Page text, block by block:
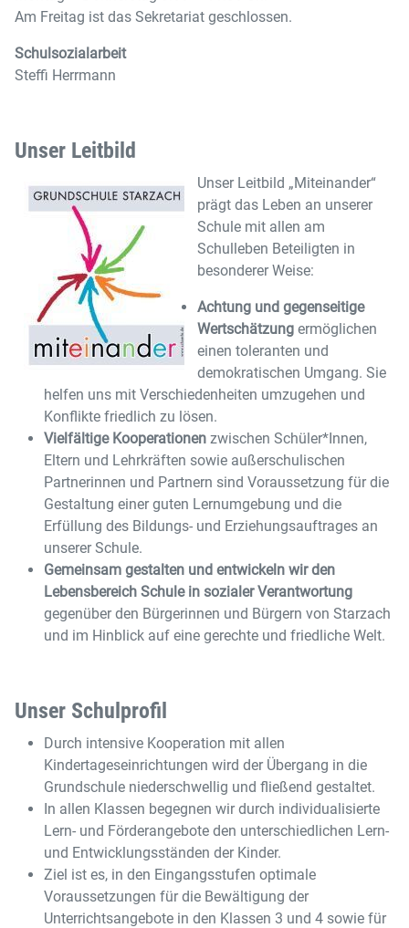
Am Freitag ist das Sekretariat geschlossen.
Schulsozialarbeit
Steffi Herrmann
Unser Leitbild
Unser Leitbild „Miteinander“
prägt das Leben an unserer
Schule mit allen am
Schulleben Beteiligten in
besonderer Weise:
Achtung und gegenseitige
Wertschätzung ermöglichen
einen toleranten und
demokratischen Umgang. Sie
helfen uns mit Verschiedenheiten umzugehen und
Konflikte friedlich zu lösen.
Vielfältige Kooperationen zwischen Schüler*Innen,
Eltern und Lehrkräften sowie außerschulischen
Partnerinnen und Partnern sind Voraussetzung für die
Gestaltung einer guten Lernumgebung und die
Erfüllung des Bildungs- und Erziehungsauftrages an
unserer Schule.
Gemeinsam gestalten und entwickeln wir den
Lebensbereich Schule in sozialer Verantwortung
gegenüber den Bürgerinnen und Bürgern von Starzach
und im Hinblick auf eine gerechte und friedliche Welt.
Unser Schulprofil
Durch intensive Kooperation mit allen
Kindertageseinrichtungen wird der Übergang in die
Grundschule niederschwellig und fließend gestaltet.
In allen Klassen begegnen wir durch individualisierte
Lern- und Förderangebote den unterschiedlichen Lern-
und Entwicklungsständen der Kinder.
Ziel ist es, in den Eingangsstufen optimale
Voraussetzungen für die Bewältigung der
Unterrichtsangebote in den Klassen 3 und 4 sowie für